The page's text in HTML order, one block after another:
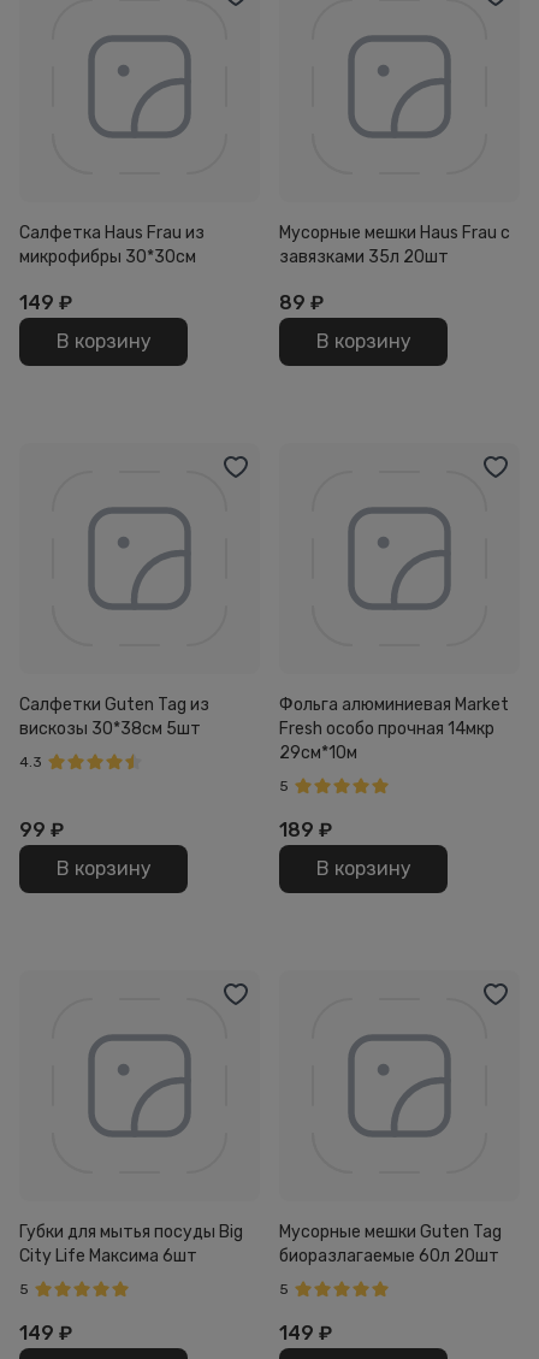
Салфетка Haus Frau из
микрофибры 30*30см
149 ₽
В корзину
Мусорные мешки Haus Frau с
завязками 35л 20шт
89 ₽
В корзину
Салфетки Guten Tag из
вискозы 30*38см 5шт
4.3
99 ₽
В корзину
Фольга алюминиевая Market
Fresh особо прочная 14мкр
29см*10м
5
189 ₽
В корзину
Губки для мытья посуды Big
City Life Максима 6шт
5
149 ₽
Мусорные мешки Guten Tag
биоразлагаемые 60л 20шт
5
149 ₽